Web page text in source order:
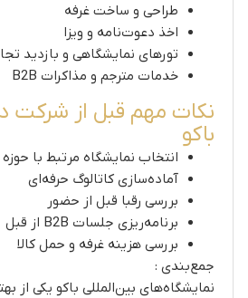
طراحی و ساخت غرفه
اخذ دعوت‌نامه و ویزا
تورهای نمایشگاهی و بازدید تجاری
خدمات مترجم و مذاکرات B2B
نکات مهم قبل از شرکت در
باکو
انتخاب نمایشگاه مرتبط با حوزه
آماده‌سازی کاتالوگ حرفه‌ای
بررسی رقبا قبل از حضور
برنامه‌ریزی جلسات B2B از قبل
بررسی هزینه غرفه و حمل کالا
جمع‌بندی :
نمایشگاه‌های بین‌المللی باکو یکی از